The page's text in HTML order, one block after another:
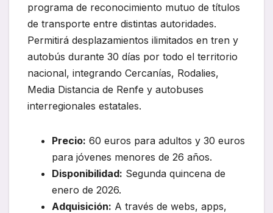
programa de reconocimiento mutuo de títulos
de transporte entre distintas autoridades.
Permitirá desplazamientos ilimitados en tren y
autobús durante 30 días por todo el territorio
nacional, integrando Cercanías, Rodalies,
Media Distancia de Renfe y autobuses
interregionales estatales.
Precio: 60 euros para adultos y 30 euros
para jóvenes menores de 26 años.
Disponibilidad: Segunda quincena de
enero de 2026.
Adquisición: A través de webs, apps,